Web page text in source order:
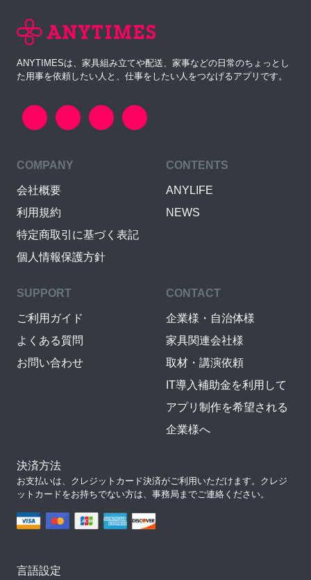
ANYTIMESは、家具組み立てや配送、家事などの日常のちょっとし
た用事を依頼したい人と、仕事をしたい人をつなげるアプリです。
COMPANY
会社概要
利用規約
特定商取引に基づく表記
個人情報保護方針
CONTENTS
ANYLIFE
NEWS
SUPPORT
ご利用ガイド
よくある質問
お問い合わせ
CONTACT
企業様・自治体様
家具関連会社様
取材・講演依頼
IT導入補助金を利用して
アプリ制作を希望される
企業様へ
決済方法
お支払いは、クレジットカード決済がご利用いただけます。クレジ
ットカードをお持ちでない方は、事務局までご連絡ください。
言語設定